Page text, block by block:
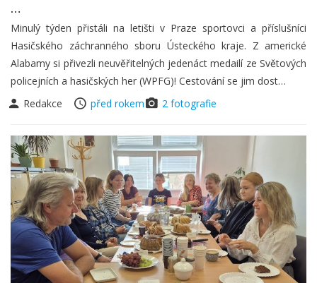
…
Minulý týden přistáli na letišti v Praze sportovci a příslušníci
Hasičského záchranného sboru Ústeckého kraje. Z americké
Alabamy si přivezli neuvěřitelných jedenáct medailí ze Světových
policejních a hasičských her (WPFG)! Cestování se jim dost…
Redakce
před rokem 2 fotografie